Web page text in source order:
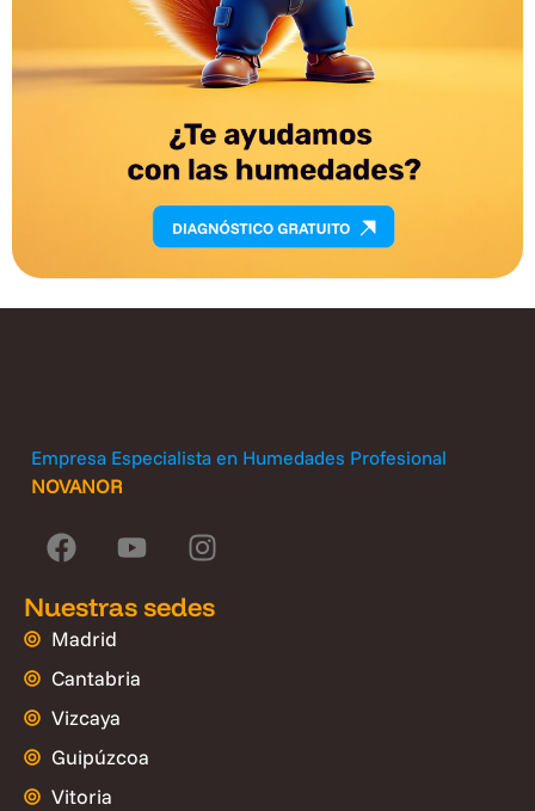
Empresa Especialista en Humedades Profesional
NOVANOR
Nuestras sedes
Madrid
Cantabria
Vizcaya
Guipúzcoa
Vitoria